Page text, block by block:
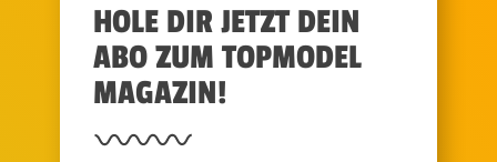
HOLE DIR JETZT DEIN
ABO ZUM TOPMODEL
MAGAZIN!